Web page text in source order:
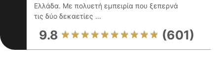
Ελλάδα. Με πολυετή εμπειρία που ξεπερνά
τις δύο δεκαετίες ...
9.8 (601)